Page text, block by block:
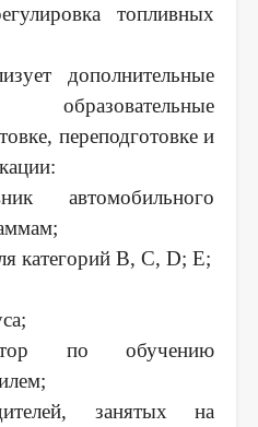
топливных
дополнительные
образовательные
переподготовке и
автомобильного
категорий В, С, D; Е;
по обучению
занятых на